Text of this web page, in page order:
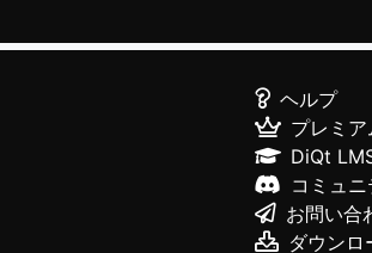
ヘルプ
プレミ
DiQt
コミュニ
お問い合
ダウンロ